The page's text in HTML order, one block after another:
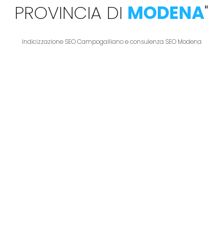
PROVINCIA DI MODENA"
Indicizzazione SEO Campogalliano e consulenza SEO Modena